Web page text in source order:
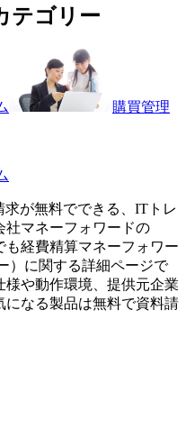
テゴリー
購買管理
が無料でできる、ITトレ
社マネーフォワードの
も経費精算マネーフォワー
）に関する詳細ページで
や動作環境、提供元企業
になる製品は無料で資料請